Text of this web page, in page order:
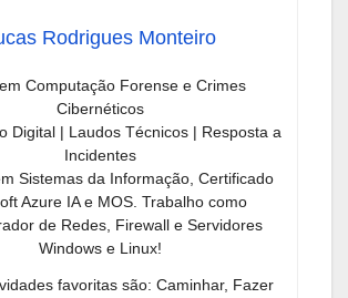
Rodrigues Monteiro
Computação Forense e Crimes
Cibernéticos
Digital | Laudos Técnicos | Resposta a
Incidentes
Sistemas da Informação, Certificado
Azure IA e MOS. Trabalho como
de Redes, Firewall e Servidores
Windows e Linux!
favoritas são: Caminhar, Fazer